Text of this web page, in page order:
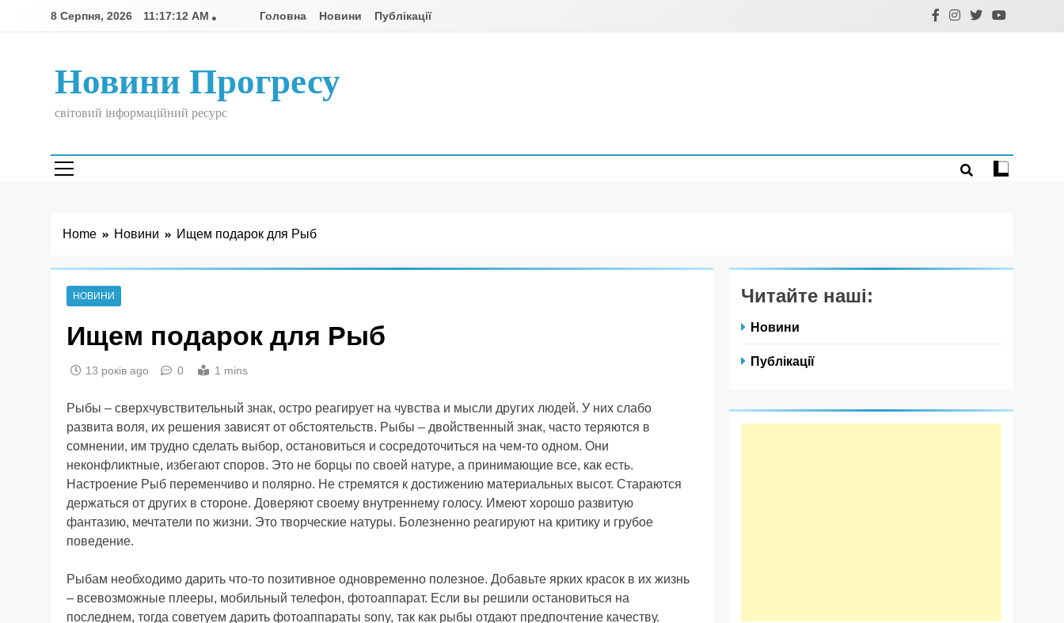
8 Серпня, 2026 11:17:13 AM Головна Новини Публікації
Новини Прогресу
світовий інформаційний ресурс
Home Новини Ищем подарок для Рыб
НОВИНИ
Ищем подарок для Рыб
13 років ago 0 1 mins
Рыбы – сверхчувствительный знак, остро реагирует на чувства и мысли других людей. У них слабо
развита воля, их решения зависят от обстоятельств. Рыбы – двойственный знак, часто теряются в
сомнении, им трудно сделать выбор, остановиться и сосредоточиться на чем-то одном. Они
неконфликтные, избегают споров. Это не борцы по своей натуре, а принимающие все, как есть.
Настроение Рыб переменчиво и полярно. Не стремятся к достижению материальных высот. Стараются
держаться от других в стороне. Доверяют своему внутреннему голосу. Имеют хорошо развитую
фантазию, мечтатели по жизни. Это творческие натуры. Болезненно реагируют на критику и грубое
поведение.
Рыбам необходимо дарить что-то позитивное одновременно полезное. Добавьте ярких красок в их жизнь
– всевозможные плееры, мобильный телефон, фотоаппарат. Если вы решили остановиться на
последнем, тогда советуем дарить фотоаппараты sony, так как рыбы отдают предпочтение качеству.
Читайте наші:
Новини
Публікації